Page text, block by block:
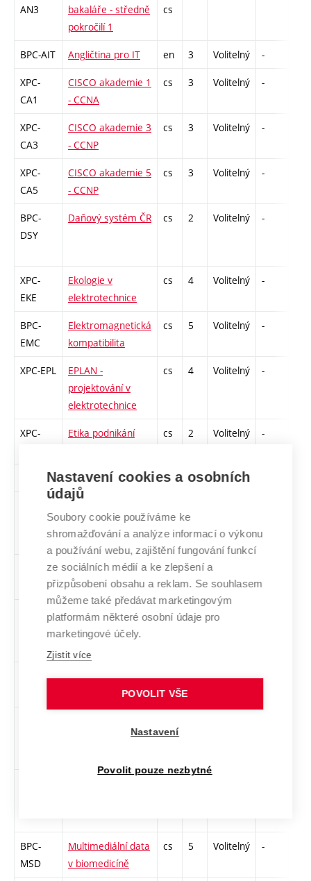
AN3
bakaláře - středně
pokročilí 1
cs
BPC-AIT Angličtina pro IT en 3 Volitelný -
XPC-
CA1
CISCO akademie 1
- CCNA
cs 3 Volitelný -
XPC-
CA3
CISCO akademie 3
- CCNP
cs 3 Volitelný -
XPC-
CA5
CISCO akademie 5
- CCNP
cs 3 Volitelný -
BPC-
DSY
Daňový systém ČR cs 2 Volitelný -
XPC-
EKE
Ekologie v
elektrotechnice
cs 4 Volitelný -
BPC-
EMC
Elektromagnetická
kompatibilita
cs 5 Volitelný -
XPC-EPL
EPLAN -
projektování v
elektrotechnice
cs 4 Volitelný -
XPC-
Etika podnikání cs 2 Volitelný -
BPC-FSL Finanční služby cs 2 Volitelný
pedagogika a
didaktika
Konverzace na
aktuální téma
en,
cs
3
Kultura projevu a
tvorba textů
cs 5 Volitelný
Laboratorní
cs 0 Volitelný -
BPC-
MSD
Multimediální data
v biomedicíně
cs 5 Volitelný -
Nastavení cookies a osobních
údajů
Soubory cookie používáme ke
shromažďování a analýze informací o výkonu
a používání webu, zajištění fungování funkcí
ze sociálních médií a ke zlepšení a
přizpůsobení obsahu a reklam. Se souhlasem
můžeme také předávat marketingovým
platformám některé osobní údaje pro
marketingové účely.
Zjistit více
POVOLIT VŠE
Nastavení
Povolit pouze nezbytné